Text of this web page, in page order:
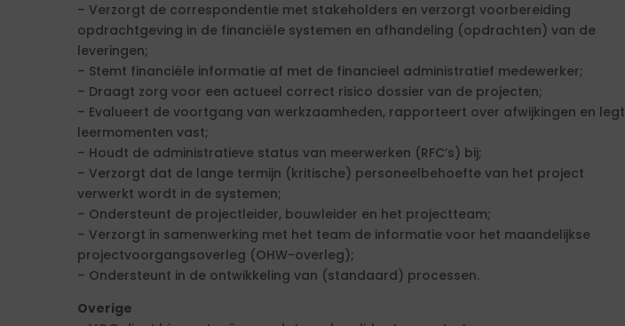
– Verzorgt de correspondentie met stakeholders en verzorgt voorbereiding
opdrachtgeving in de financiële systemen en afhandeling (opdrachten) van de
leveringen;
– Stemt financiële informatie af met de financieel administratief medewerker;
– Draagt zorg voor een actueel correct risico dossier van de projecten;
– Evalueert de voortgang van werkzaamheden, rapporteert over afwijkingen en legt
leermomenten vast;
– Houdt de administratieve status van meerwerken (RFC’s) bij;
– Verzorgt dat de lange termijn (kritische) personeelbehoefte van het project
verwerkt wordt in de systemen;
– Ondersteunt de projectleider, bouwleider en het projectteam;
– Verzorgt in samenwerking met het team de informatie voor het maandelijkse
projectvoorgangsoverleg (OHW-overleg);
– Ondersteunt in de ontwikkeling van (standaard) processen.
Overige